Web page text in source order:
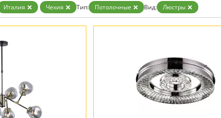
Золото
Прозрачные
Хром
Италия Чехия Тип: Потолочные Вид: Люстры